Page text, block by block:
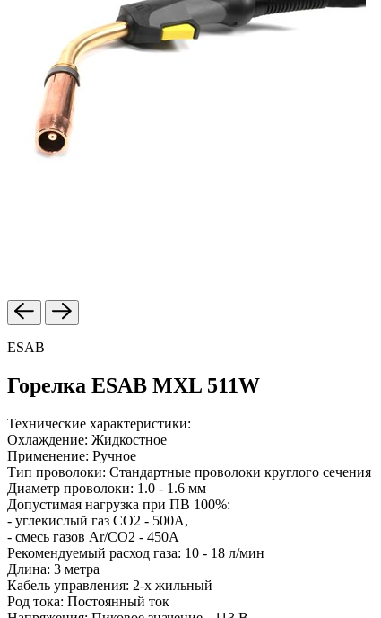
ESAB
Горелка ESAB MXL 511W
Технические характеристики:
Охлаждение: Жидкостное
Применение: Ручное
Тип проволоки: Стандартные проволоки круглого сечения
Диаметр проволоки: 1.0 - 1.6 мм
Допустимая нагрузка при ПВ 100%:
- углекислый газ CO2 - 500A,
- смесь газов Ar/CO2 - 450A
Рекомендуемый расход газа: 10 - 18 л/мин
Длина: 3 метра
Кабель управления: 2-х жильный
Род тока: Постоянный ток